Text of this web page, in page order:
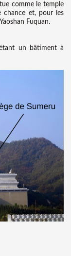
comme le temple
chance et, pour les
Fuquan.
un bâtiment à